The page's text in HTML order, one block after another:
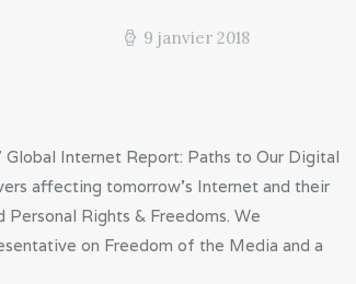
9 janvier 2018
Internet Report: Paths to Our Digital
affecting tomorrow’s Internet and their
Rights & Freedoms. We
on Freedom of the Media and a